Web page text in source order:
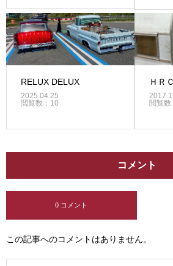
RELUX DELUX
2025.04.25
閲覧数：10
ＨＲ
閲覧数
コメント
0 コメント
この記事へのコメントはありません。